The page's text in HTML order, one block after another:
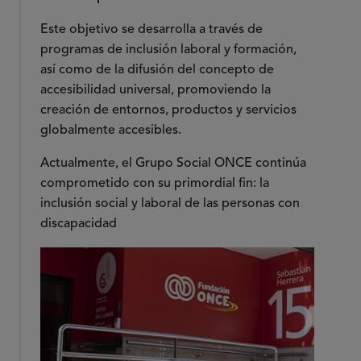
Este objetivo se desarrolla a través de
programas de inclusión laboral y formación,
así como de la difusión del concepto de
accesibilidad universal, promoviendo la
creación de entornos, productos y servicios
globalmente accesibles.
Actualmente, el Grupo Social ONCE continúa
comprometido con su primordial fin: la
inclusión social y laboral de las personas con
discapacidad